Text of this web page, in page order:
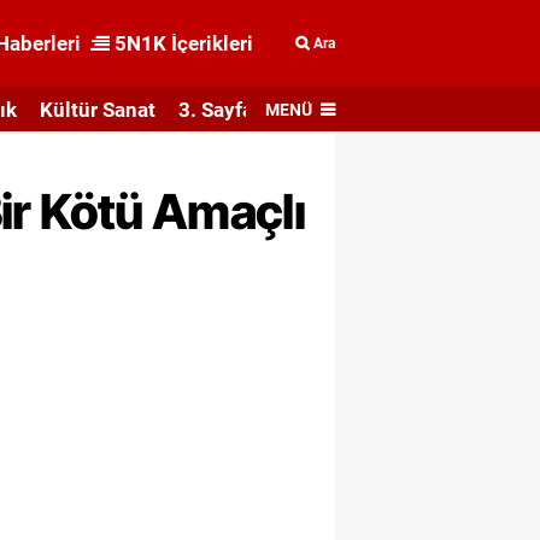
5N1K İçerikleri Ara
Kültür Sanat 3. Sayfa MENÜ
Kötü Amaçlı